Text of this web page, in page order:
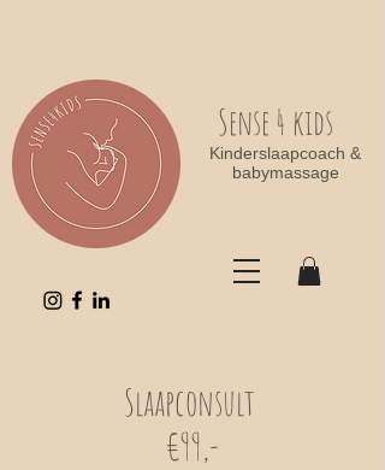
Sense 4 kids
Kinderslaapcoach &
babymassage
Slaapconsult
€99,-